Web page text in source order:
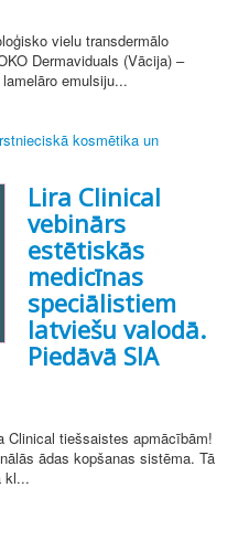
vielu transdermālo
Dermaviduals (Vācija) –
emulsiju...
kosmētika un
Lira Clinical
vebinārs
estētiskās
medicīnas
speciālistiem
latviešu valodā.
Piedāvā SIA
Clinical tiešsaistes apmācībām!
ādas kopšanas sistēma. Tā
kl...